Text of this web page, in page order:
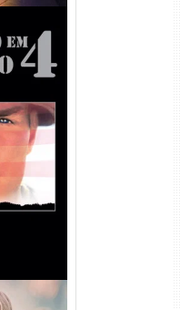
Julho
DL 1080p